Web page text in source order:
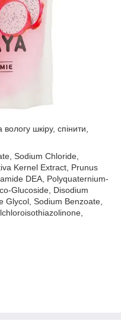
шкіру, спінити,
Sodium Chloride,
Kernel Extract, Prunus
DEA, Polyquaternium-
Glucoside, Disodium
Glycol, Sodium Benzoate,